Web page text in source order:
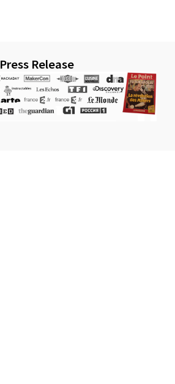
Press Release